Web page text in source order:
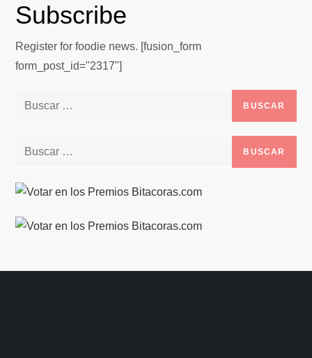
Subscribe
Register for foodie news. [fusion_form
form_post_id="2317"]
Buscar:
Buscar: